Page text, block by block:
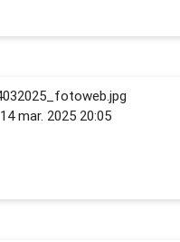
14 mar. 2025 20:05